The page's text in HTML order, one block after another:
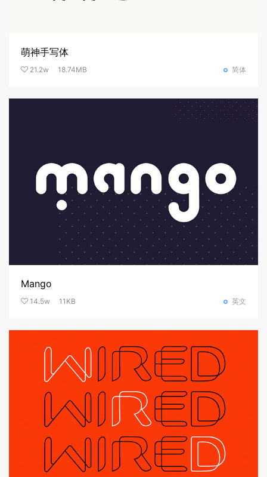
萌神手写体
21.2w 18.74MB 简体
Mango
14.5w 11KB 英文